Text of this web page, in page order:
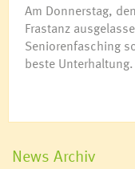
Am Donnerstag,
Frastanz
Seniorenfasching
beste Unterhaltung.
News Archiv